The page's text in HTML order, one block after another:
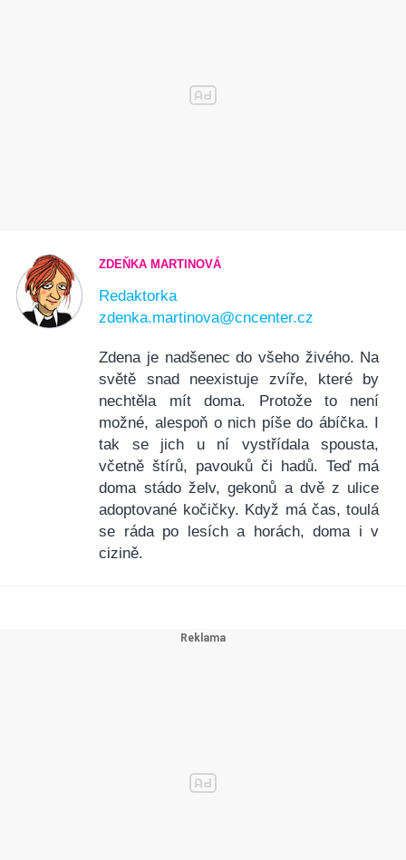
ZDEŇKA MARTINOVÁ
Redaktorka
zdenka.martinova@cncenter.cz
Zdena je nadšenec do všeho živého. Na
světě snad neexistuje zvíře, které by
nechtěla mít doma. Protože to není
možné, alespoň o nich píše do ábíčka. I
tak se jich u ní vystřídala spousta,
včetně štírů, pavouků či hadů. Teď má
doma stádo želv, gekonů a dvě z ulice
adoptované kočičky. Když má čas, toulá
se ráda po lesích a horách, doma i v
cizině.